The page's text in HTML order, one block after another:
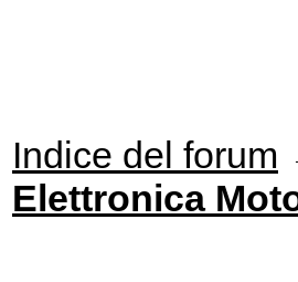
Indice del forum
Elettronica